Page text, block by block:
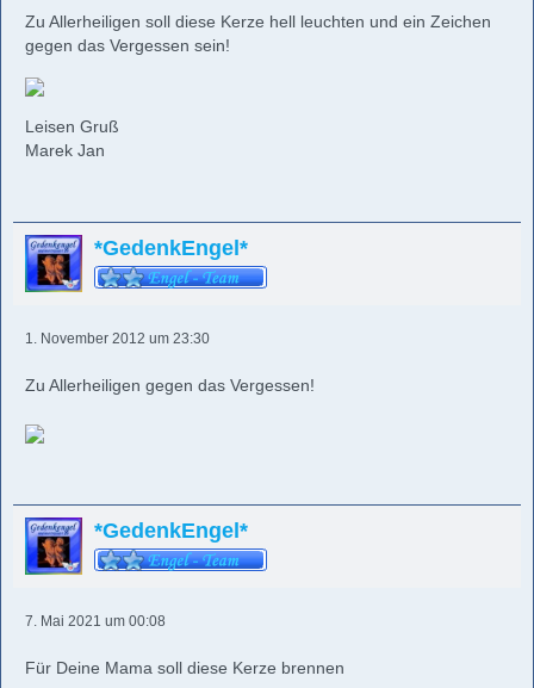
Zu Allerheiligen soll diese Kerze hell leuchten und ein Zeichen
gegen das Vergessen sein!
Leisen Gruß
Marek Jan
*GedenkEngel*
1. November 2012 um 23:30
Zu Allerheiligen gegen das Vergessen!
*GedenkEngel*
7. Mai 2021 um 00:08
Für Deine Mama soll diese Kerze brennen